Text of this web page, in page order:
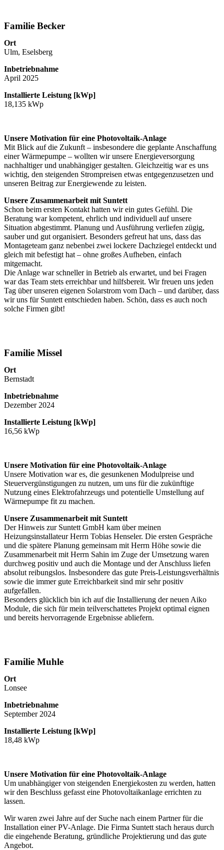
Familie Becker
Ort
Ulm, Eselsberg
Inbetriebnahme
April 2025
Installierte Leistung [kWp]
18,135 kWp
Unsere Motivation für eine Photovoltaik-Anlage
Mit Blick auf die Zukunft – insbesondere die geplante Anschaffung
einer Wärmepumpe – wollten wir unsere Energieversorgung
nachhaltiger und unabhängiger gestalten. Gleichzeitig war es uns
wichtig, den steigenden Strompreisen etwas entgegenzusetzen und
unseren Beitrag zur Energiewende zu leisten.
Unsere Zusammenarbeit mit Suntett
Schon beim ersten Kontakt hatten wir ein gutes Gefühl. Die
Beratung war kompetent, ehrlich und individuell auf unsere
Situation abgestimmt. Planung und Ausführung verliefen zügig,
sauber und gut organisiert. Besonders gefreut hat uns, dass das
Montageteam ganz nebenbei zwei lockere Dachziegel entdeckt und
gleich mit befestigt hat – ohne großes Aufheben, einfach
mitgemacht.
Die Anlage war schneller in Betrieb als erwartet, und bei Fragen
war das Team stets erreichbar und hilfsbereit. Wir freuen uns jeden
Tag über unseren eigenen Solarstrom vom Dach – und darüber, dass
wir uns für Suntett entschieden haben. Schön, dass es auch noch
solche Firmen gibt!
Familie Missel
Ort
Bernstadt
Inbetriebnahme
Dezember 2024
Installierte Leistung [kWp]
16,56 kWp
Unsere Motivation für eine Photovoltaik-Anlage
Unsere Motivation war es, die gesunkenen Modulpreise und
Steuervergünstigungen zu nutzen, um uns für die zukünftige
Nutzung eines Elektrofahrzeugs und potentielle Umstellung auf
Wärmepumpe fit zu machen.
Unsere Zusammenarbeit mit Suntett
Der Hinweis zur Suntett GmbH kam über meinen
Heizungsinstallateur Herrn Tobias Henseler. Die ersten Gespräche
und die spätere Planung gemeinsam mit Herrn Höhe sowie die
Zusammenarbeit mit Herrn Sahin im Zuge der Umsetzung waren
durchweg positiv und auch die Montage und der Anschluss liefen
absolut reibungslos. Insbesondere das gute Preis-Leistungsverhältnis
sowie die immer gute Erreichbarkeit sind mir sehr positiv
aufgefallen.
Besonders glücklich bin ich auf die Installierung der neuen Aiko
Module, die sich für mein teilverschattetes Projekt optimal eignen
und bereits hervorragende Ergebnisse abliefern.
Familie Muhle
Ort
Lonsee
Inbetriebnahme
September 2024
Installierte Leistung [kWp]
18,48 kWp
Unsere Motivation für eine Photovoltaik-Anlage
Um unabhängiger von steigenden Energiekosten zu werden, hatten
wir den Beschluss gefasst eine Photovoltaikanlage errichten zu
lassen.
Wir waren zwei Jahre auf der Suche nach einem Partner für die
Installation einer PV-Anlage. Die Firma Suntett stach heraus durch
die eingehende Beratung, gründliche Projektierung und das gute
Angebot.